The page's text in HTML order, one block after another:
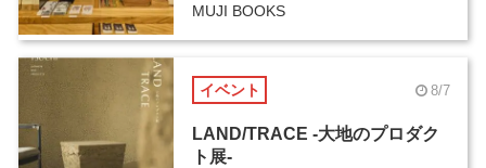
MUJI BOOKS
イベント 8/7
LAND/TRACE -大地のプロダク
ト展-